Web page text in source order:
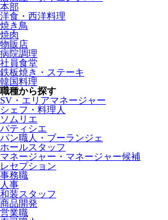
本部
洋食・西洋料理
焼き鳥
焼肉
物販店
病院調理
社員食堂
鉄板焼き・ステーキ
韓国料理
職種から探す
SV・エリアマネージャー
シェフ・料理人
ソムリエ
パティシエ
パン職人・ブーランジェ
ホールスタッフ
マネージャー・マネージャー候補
レセプション
事務職
人事
和装スタッフ
商品開発
営業職